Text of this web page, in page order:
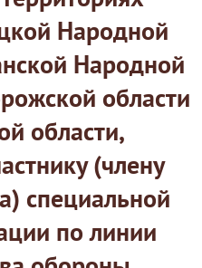
Народной
Народной
области
области,
(члену
специальной
по линии